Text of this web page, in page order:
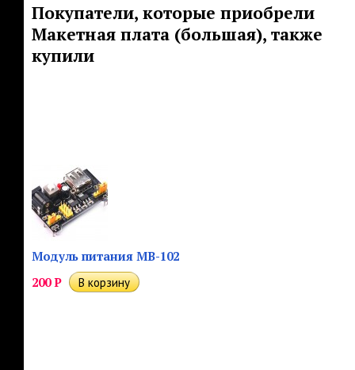
Покупатели, которые приобрели
Макетная плата (большая), также
купили
Модуль питания MB-102
200Р